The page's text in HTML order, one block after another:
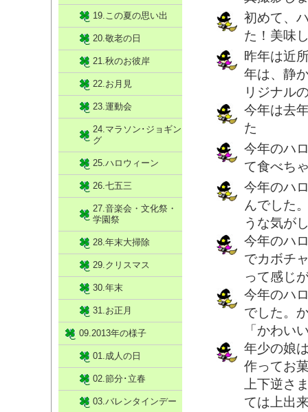
初めて、
た！美味
昨年は近
年は、静
リジナル
今年は去
た
今年のハ
て食べち
今年のハ
んでした
うな気が
今年のハ
でカボチ
って感じ
今年のハ
でした。
「かわい
年少の娘
作ってお
上下逆さ
ては上出
19.この夏の思い出
20.敬老の日
21.秋のお彼岸
22.お月見
23.運動会
24.マラソン･ジョギン
グ
25.ハロウィーン
26.七五三
27.音楽会・文化祭・
学園祭
28.年末大掃除
29.クリスマス
30.年末
31.お正月
09.2013年の様子
01.成人の日
02.節分･立春
03.バレンタインデー